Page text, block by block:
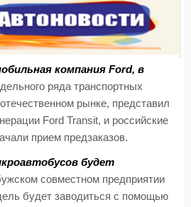
компания Ford, в
ряда транспортных
рынке, представил
Ford Transit, и российские
прием предзаказов.
будет
совместном предприятии
будет заводиться с помощью